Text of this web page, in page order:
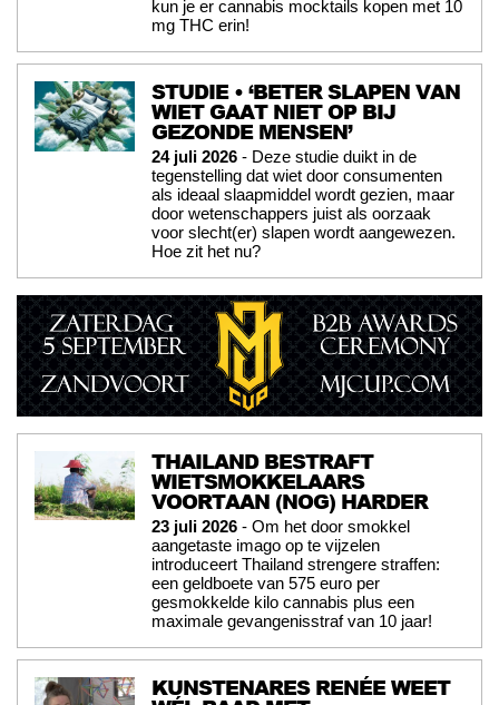
kun je er cannabis mocktails kopen met 10
mg THC erin!
STUDIE • ‘BETER SLAPEN VAN
WIET GAAT NIET OP BIJ
GEZONDE MENSEN’
24 juli 2026 - Deze studie duikt in de
tegenstelling dat wiet door consumenten
als ideaal slaapmiddel wordt gezien, maar
door wetenschappers juist als oorzaak
voor slecht(er) slapen wordt aangewezen.
Hoe zit het nu?
THAILAND BESTRAFT
WIETSMOKKELAARS
VOORTAAN (NOG) HARDER
23 juli 2026 - Om het door smokkel
aangetaste imago op te vijzelen
introduceert Thailand strengere straffen:
een geldboete van 575 euro per
gesmokkelde kilo cannabis plus een
maximale gevangenisstraf van 10 jaar!
KUNSTENARES RENÉE WEET